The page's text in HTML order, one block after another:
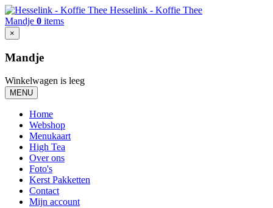
Hesselink - Koffie Thee
Mandje 0 items
×
Mandje
Winkelwagen is leeg
MENU
Home
Webshop
Menukaart
High Tea
Over ons
Foto's
Kerst Pakketten
Contact
Mijn account